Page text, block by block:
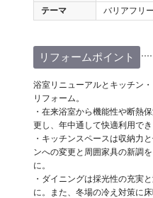
テーマ
バリアフリ
リフォームポイント
浴室リニューアルとキッチン
リフォーム。
・在来浴室から機能性や断熱
更し、年中通して快適利用でき
・キッチンスペースは収納力
ンへの変更と周囲家具の新調
に。
・ダイニングは採光性の充実
に。また、冬場の冷え対策に床